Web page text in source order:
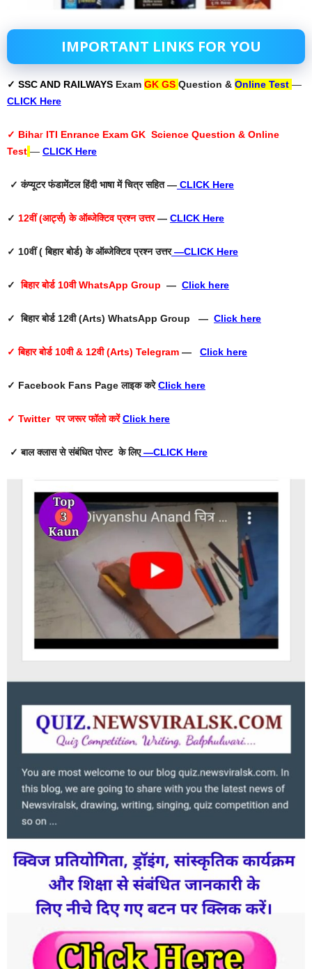
IMPORTANT LINKS FOR YOU
✓ SSC AND RAILWAYS Exam GK GS Question & Online Test —
CLICK Here
✓ Bihar ITI Enrance Exam GK Science Question & Online
Test — CLICK Here
✓ कंप्यूटर फंडामेंटल हिंदी भाषा में चित्र सहित — CLICK Here
✓ 12वीं (आर्ट्स) के ऑब्जेक्टिव प्रश्न उत्तर— CLICK Here
✓ 10वीं ( बिहार बोर्ड) के ऑब्जेक्टिव प्रश्न उत्तर—CLICK Here
✓बिहार बोर्ड 10वी WhatsApp Group — Click here
✓ बिहार बोर्ड 12वी (Arts) WhatsApp Group — Click here
✓ बिहार बोर्ड 10वी & 12वी (Arts) Telegram — Click here
✓ Facebook Fans Page लाइक करेClick here
✓ Twitter पर जरूर फॉलो करें Click here
✓ बाल क्लास से संबंधित पोस्ट के लिए—CLICK Here